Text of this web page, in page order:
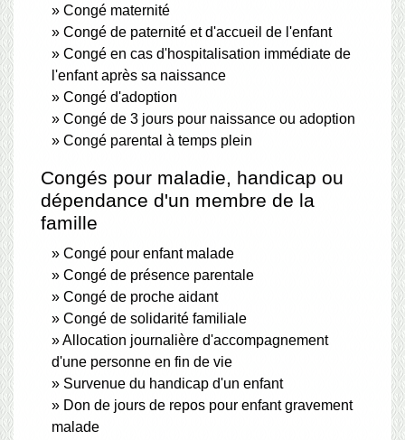
Congé maternité
Congé de paternité et d'accueil de l'enfant
Congé en cas d'hospitalisation immédiate de
l'enfant après sa naissance
Congé d'adoption
Congé de 3 jours pour naissance ou adoption
Congé parental à temps plein
Congés pour maladie, handicap ou
dépendance d'un membre de la
famille
Congé pour enfant malade
Congé de présence parentale
Congé de proche aidant
Congé de solidarité familiale
Allocation journalière d'accompagnement
d'une personne en fin de vie
Survenue du handicap d'un enfant
Don de jours de repos pour enfant gravement
malade